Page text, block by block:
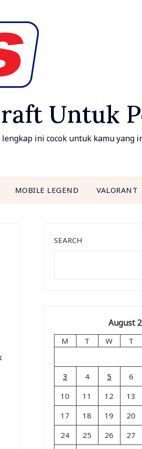
Untuk
ini cocok untuk kamu yang
MOBILE LEGEND VALORANT
SEARCH
August
M T W T
3
4 5 6
10
11 12 13
17
18 19 20
24
25 26 27